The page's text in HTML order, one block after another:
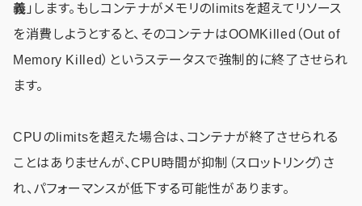
義 」します。もしコンテナがメモリのlimitsを超えてリソース
を消費しようとすると、そのコンテナはOOMKilled（Out of
Memory Killed）というステータスで強制的に終了させられ
ます。
CPUのlimitsを超えた場合は、コンテナが終了させられる
ことはありませんが、CPU時間が抑制（スロットリング）さ
れ、パフォーマンスが低下する可能性があります。